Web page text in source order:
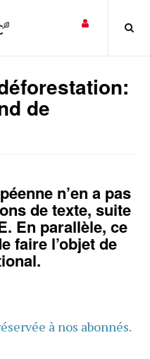
de
n’en a pas
de texte, suite
En parallèle, ce
faire l’objet de
à nos abonnés.